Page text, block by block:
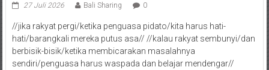
27 Juli 2026 Bali Sharing 0
//jika rakyat pergi/ketika penguasa pidato/kita harus hati-
hati/barangkali mereka putus asa// //kalau rakyat sembunyi/dan
berbisik-bisik/ketika membicarakan masalahnya
sendiri/penguasa harus waspada dan belajar mendengar//